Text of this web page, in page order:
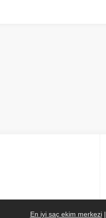
En iyi saç ekim merkezi|